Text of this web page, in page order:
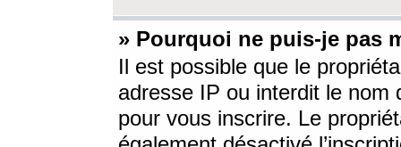
» Pourquoi ne puis-je pas
Il est possible que le
adresse IP ou interdit le nom
pour vous inscrire. Le